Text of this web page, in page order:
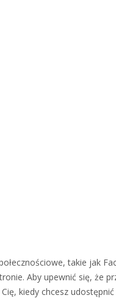
takie jak
Aby upewnić się, że
kiedy chcesz udostępnić